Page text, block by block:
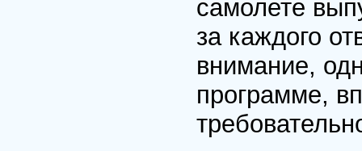
самолете
за каждого
внимание,
программе,